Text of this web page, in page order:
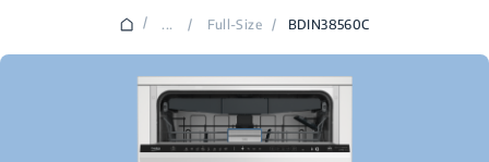
/ ... / Full-Size / BDIN38560C